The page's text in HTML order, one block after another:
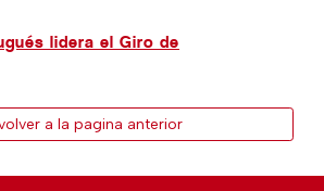
lidera el Giro de
a la pagina anterior